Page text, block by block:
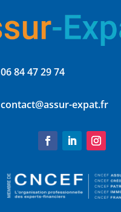
06 84 47 29 74
contact@assur-expat.fr